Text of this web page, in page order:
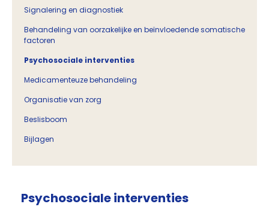
Signalering en diagnostiek
Behandeling van oorzakelijke en beïnvloedende somatische
factoren
Psychosociale interventies
Medicamenteuze behandeling
Organisatie van zorg
Beslisboom
Bijlagen
Psychosociale interventies